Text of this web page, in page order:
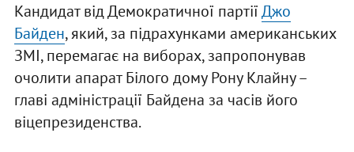
Кандидат від Демократичної партіїДжо
Байден, який, за підрахунками американських
ЗМІ, перемагає на виборах, запропонував
очолити апарат Білого дому Рону Клайну –
главі адміністрації Байдена за часів його
віцепрезиденства.